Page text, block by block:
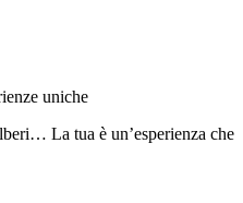
uniche
La tua è un’esperienza che